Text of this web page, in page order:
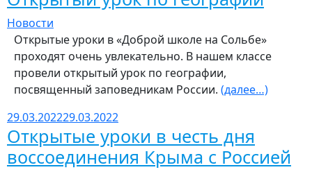
Новости
Открытые уроки в «Доброй школе на Сольбе»
проходят очень увлекательно. В нашем классе
провели открытый урок по географии,
посвященный заповедникам России. (далее…)
29.03.202229.03.2022
Открытые уроки в честь дня
воссоединения Крыма с Россией